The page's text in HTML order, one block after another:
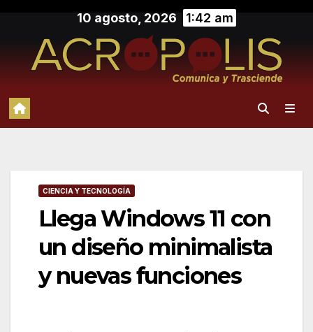
contenido
10 agosto, 2026 1:42 am
CIENCIA Y TECNOLOGÍA
Llega Windows 11 con
un diseño minimalista
y nuevas funciones